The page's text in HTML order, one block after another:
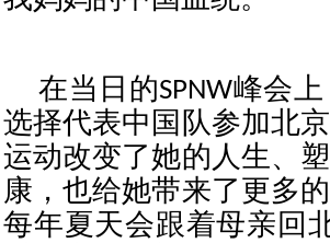
在当日的SPNW峰会
选择代表中国队参加北
运动改变了她的人生、
康，也给她带来了更多
每年夏天会跟着母亲回